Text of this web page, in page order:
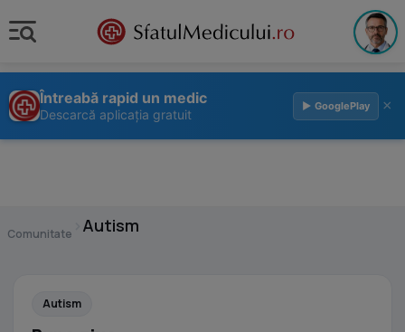
Întreabă rapid un medic
Descarcă aplicația gratuit
▶ GooglePlay ×
Comunitate Autism
Autism